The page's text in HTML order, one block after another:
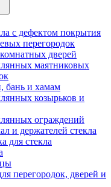
с дефектом покрытия
перегородок
дверей
маятниковых
бань и хамам
козырьков и
ограждений
и держателей стекла
для стекла
перегородок, дверей и